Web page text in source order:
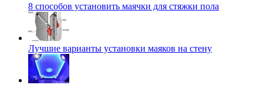
8 способов установить маячки для стяжки пола
Лучшие варианты установки маяков на стену